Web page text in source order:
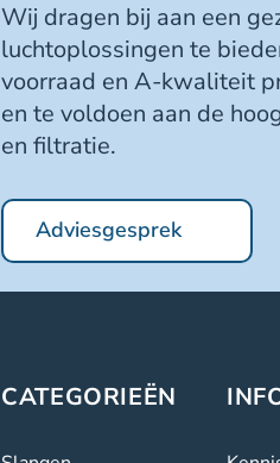
Wij dragen bij aan een
luchtoplossingen te
voorraad en A-kwaliteit
en te voldoen aan de
en filtratie.
Adviesgesprek
CATEGORIEËN